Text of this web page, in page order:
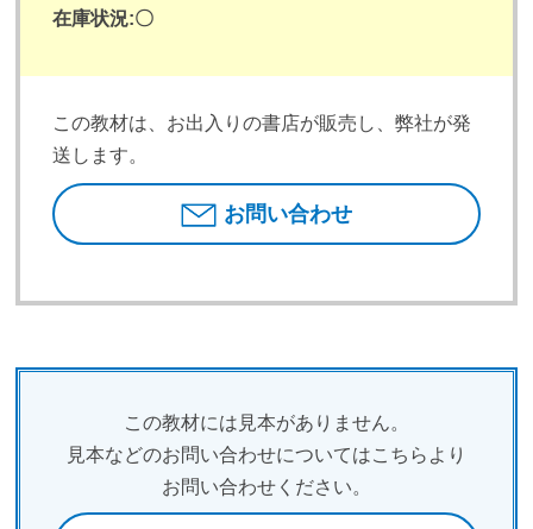
在庫状況:〇
この教材は、お出入りの書店が販売し、弊社が発
送します。
お問い合わせ
この教材には見本がありません。
見本などのお問い合わせについてはこちらより
お問い合わせください。